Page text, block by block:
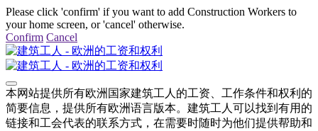
Please click 'confirm' if you want to add Construction Workers to
your home screen, or 'cancel' otherwise.
Confirm Cancel
本网站提供所有欧洲国家建筑工人的工资、工作条件和权利的
简要信息，提供所有欧洲语言版本。建筑工人可以找到有用的
链接和工会代表的联系方式，在需要时随时为他们提供帮助和